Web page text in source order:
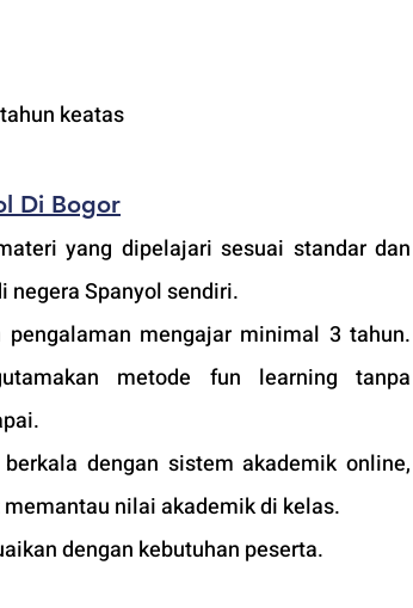
keatas
Di Bogor
yang dipelajari sesuai standar dan
negera Spanyol sendiri.
mengajar minimal 3 tahun.
metode fun learning tanpa
dengan sistem akademik online,
nilai akademik di kelas.
dengan kebutuhan peserta.